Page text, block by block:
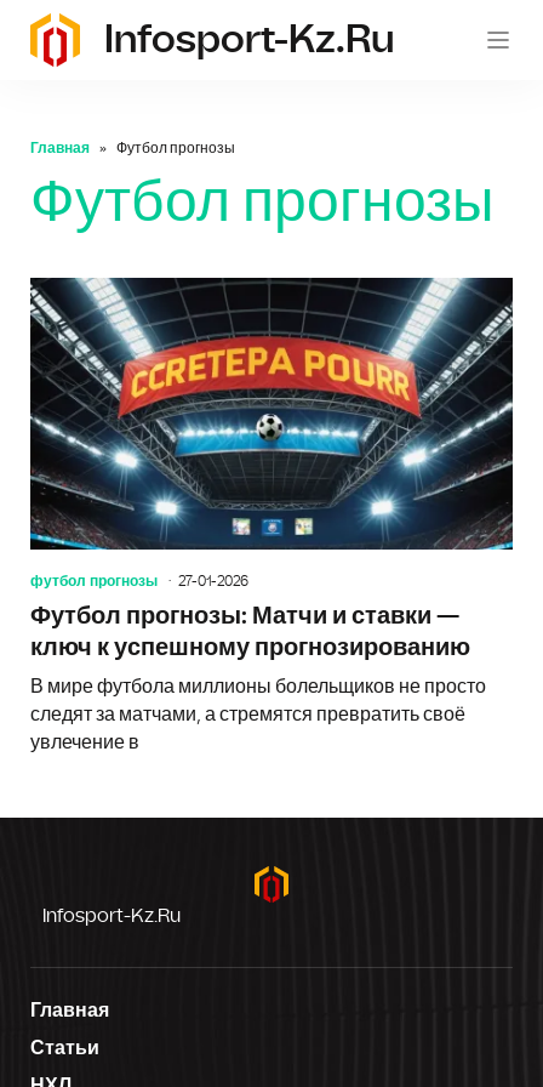
Infosport-Kz.ru
Главная Футбол прогнозы
Футбол прогнозы
футбол прогнозы 27-01-2026
Футбол прогнозы: Матчи и ставки —
ключ к успешному прогнозированию
В мире футбола миллионы болельщиков не просто
следят за матчами, а стремятся превратить своё
увлечение в
Infosport-Kz.ru
Главная
Статьи